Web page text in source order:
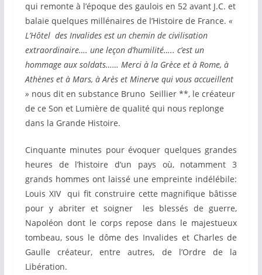
qui remonte à l’époque des gaulois en 52 avant J.C. et
balaie quelques millénaires de l’Histoire de France. «
L’Hôtel des Invalides est un chemin de civilisation
extraordinaire…. une leçon d’humilité….. c’est un
hommage aux soldats…… Merci à la Grèce et à Rome, à
Athènes et à Mars, à Arès et Minerve qui vous accueillent
» nous dit en substance Bruno Seillier **, le créateur
de ce Son et Lumière de qualité qui nous replonge
dans la Grande Histoire.
Cinquante minutes pour évoquer quelques grandes
heures de l’histoire d’un pays où, notamment 3
grands hommes ont laissé une empreinte indélébile:
Louis XIV qui fit construire cette magnifique bâtisse
pour y abriter et soigner les blessés de guerre,
Napoléon dont le corps repose dans le majestueux
tombeau, sous le dôme des Invalides et Charles de
Gaulle créateur, entre autres, de l’Ordre de la
Libération.